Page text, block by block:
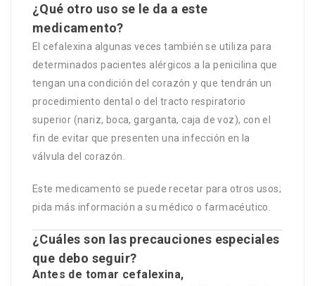
¿Qué otro uso se le da a este
medicamento?
El cefalexina algunas veces también se utiliza para
determinados pacientes alérgicos a la penicilina que
tengan una condición del corazón y que tendrán un
procedimiento dental o del tracto respiratorio
superior (nariz, boca, garganta, caja de voz), con el
fin de evitar que presenten una infección en la
válvula del corazón.
Este medicamento se puede recetar para otros usos;
pida más información a su médico o farmacéutico.
¿Cuáles son las precauciones especiales
que debo seguir?
Antes de tomar cefalexina,